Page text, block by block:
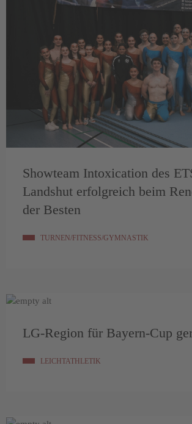
Showteam Intoxication des
Landshut erfolgreich beim
der Besten
TURNEN/FITNESS/GYMNASTIK
LG-Region für Bayern-Cup
LEICHTATHLETIK